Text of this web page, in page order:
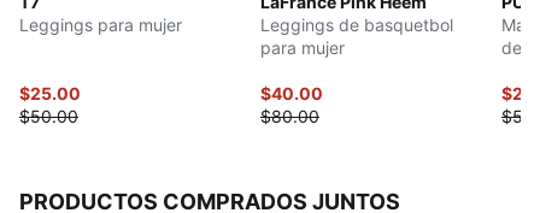
Leggings para mujer
$25.00
$50.00
Leggings de basquetbol
para mujer
$40.00
$80.00
de
PRODUCTOS COMPRADOS JUNTOS